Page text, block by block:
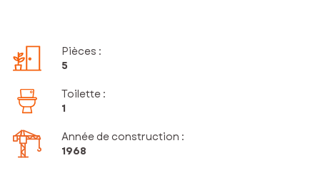
Pièces :
5
Toilette :
1
Année de construction :
1968